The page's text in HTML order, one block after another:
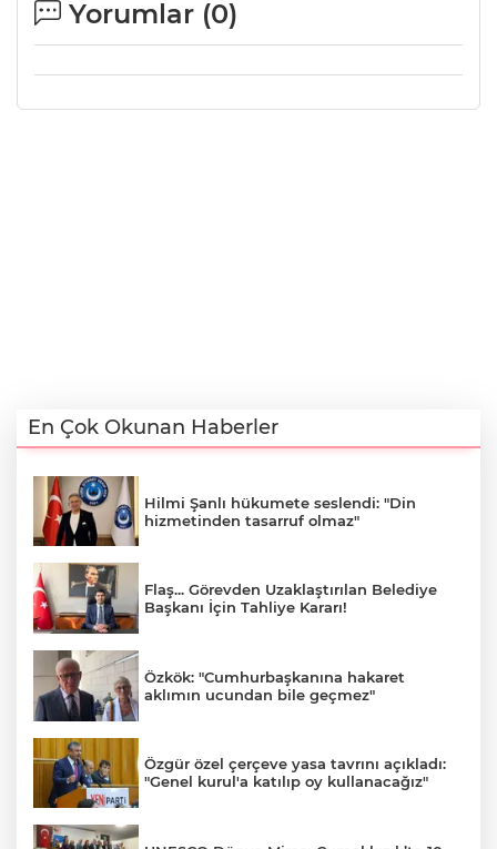
Yorumlar (0)
En Çok Okunan Haberler
Hilmi Şanlı hükumete seslendi: "Din
hizmetinden tasarruf olmaz"
Flaş... Görevden Uzaklaştırılan Belediye
Başkanı İçin Tahliye Kararı!
Özkök: "Cumhurbaşkanına hakaret
aklımın ucundan bile geçmez"
Özgür özel çerçeve yasa tavrını açıkladı:
"Genel kurul'a katılıp oy kullanacağız"